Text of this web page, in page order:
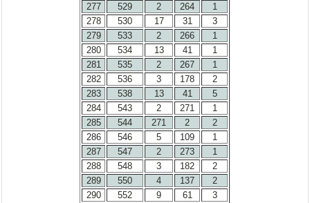
277
529 2 264
1
278
530 17 31
3
279
533 2 266
1
280
534 13 41
1
281
535 2 267
1
282
536 3 178
2
283
538 13 41
5
284
543 2 271
1
285
544 271 2
2
286
546 5 109
1
287
547 2 273
1
288
548 3 182
2
289
550 4 137
2
290
552 9 61
3